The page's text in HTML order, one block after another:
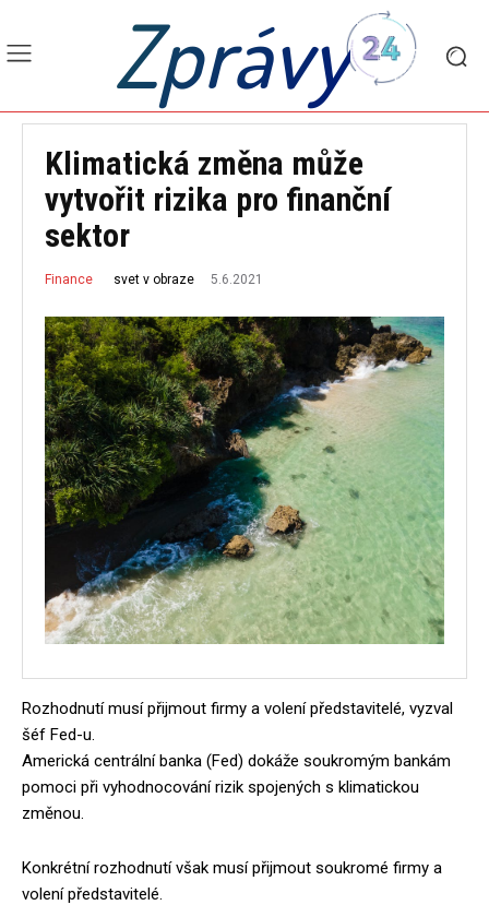
Zprávy
Klimatická změna může
vytvořit rizika pro finanční
sektor
Finance svet v obraze 5.6.2021
Rozhodnutí musí přijmout firmy a volení představitelé, vyzval
šéf Fed-u.
Americká centrální banka (Fed) dokáže soukromým bankám
pomoci při vyhodnocování rizik spojených s klimatickou
změnou.
Konkrétní rozhodnutí však musí přijmout soukromé firmy a
volení představitelé.